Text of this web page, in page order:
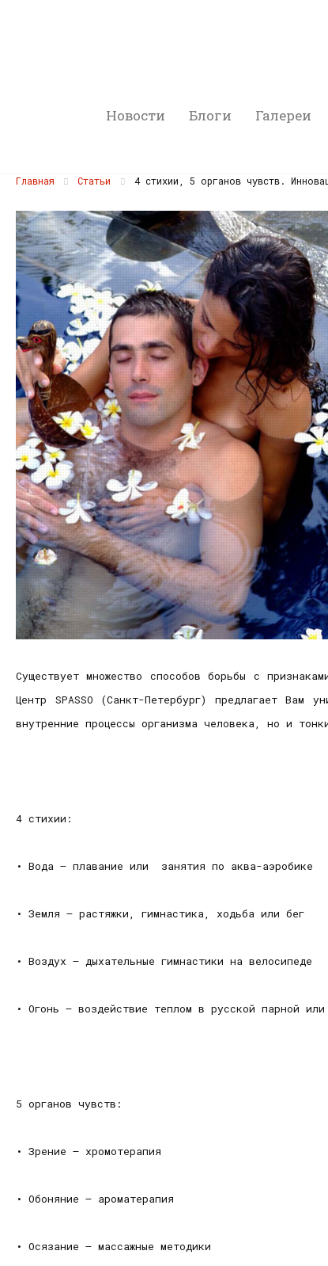
Новости Блоги Галереи
Главная Статьи 4 стихии, 5 органов чувств.
Существует множество способов борьбы с
Центр SPASSO (Санкт-Петербург) предлагает Вам
внутренние процессы организма человека, но и
4 стихии:
• Вода – плавание или занятия по аква-аэробике
• Земля – растяжки, гимнастика, ходьба или бег
• Воздух – дыхательные гимнастики на велосипеде
• Огонь – воздействие теплом в русской парной
5 органов чувств:
• Зрение – хромотерапия
• Обоняние – ароматерапия
• Осязание – массажные методики